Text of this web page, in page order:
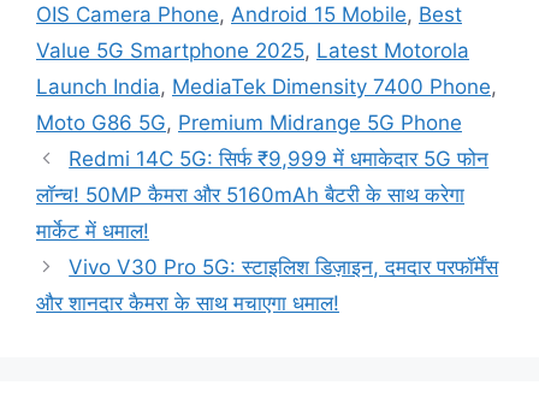
OIS Camera Phone, Android 15 Mobile, Best
Value 5G Smartphone 2025, Latest Motorola
Launch India, MediaTek Dimensity 7400 Phone,
Moto G86 5G, Premium Midrange 5G Phone
Redmi 14C 5G: सिर्फ ₹9,999 में धमाकेदार 5G फोन
लॉन्च! 50MP कैमरा और 5160mAh बैटरी के साथ करेगा
मार्केट में धमाल!
Vivo V30 Pro 5G: स्टाइलिश डिज़ाइन, दमदार परफॉर्मेंस
और शानदार कैमरा के साथ मचाएगा धमाल!